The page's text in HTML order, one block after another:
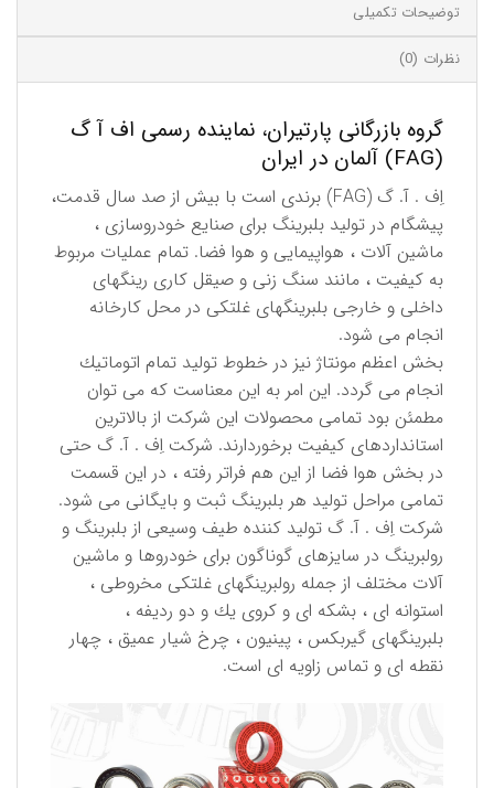
توضیحات تکمیلی
نظرات (0)
گروه بازرگانی پارتیران، نماینده رسمی اف آ گ
(FAG) آلمان در ایران
اِف . آ. گ (FAG) برندی است با بیش از صد سال قدمت،
پیشگام در تولید بلبرینگ برای صنایع خودروسازی ،
ماشین آلات ، هواپیمایی و هوا فضا. تمام عملیات مربوط
به كیفیت ، مانند سنگ زنی و صیقل كاری رینگهای
داخلی و خارجی بلبرینگهای غلتكی در محل كارخانه
انجام می شود.
بخش اعظم مونتاژ نیز در خطوط تولید تمام اتوماتیك
انجام می گردد. این امر به این معناست كه می توان
مطمئن بود تمامی محصولات این شركت از بالاترین
استانداردهای كیفیت برخوردارند. شركت اِف . آ. گ حتی
در بخش هوا فضا از این هم فراتر رفته ، در این قسمت
تمامی مراحل تولید هر بلبرینگ ثبت و بایگانی می شود.
شركت اِف . آ. گ تولید كننده طیف وسیعی از بلبرینگ و
رولبرینگ در سایزهای گوناگون برای خودروها و ماشین
آلات مختلف از جمله رولبرینگهای غلتكی مخروطی ،
استوانه ای ، بشكه ای و كروی یك و دو ردیفه ،
بلبرینگهای گیربكس ، پینیون ، چرخ شیار عمیق ، چهار
نقطه ای و تماس زاویه ای است.